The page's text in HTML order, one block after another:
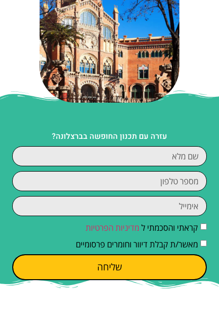
עזרה עם תכנון החופשה בברצלונה?
קראתי והסכמתי ל מדיניות הפרטיות
מאשר/ת קבלת דיוור וחומרים פרסומיים
שליחה